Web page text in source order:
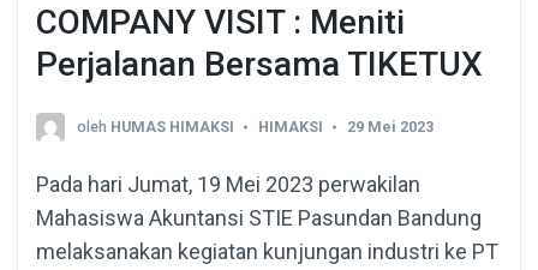
COMPANY VISIT : Meniti
Perjalanan Bersama TIKETUX
oleh HUMAS HIMAKSI HIMAKSI 29 Mei 2023
Pada hari Jumat, 19 Mei 2023 perwakilan
Mahasiswa Akuntansi STIE Pasundan Bandung
melaksanakan kegiatan kunjungan industri ke PT